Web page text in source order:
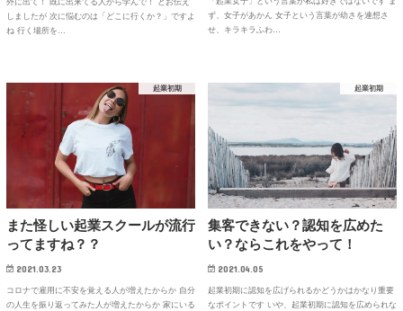
ず、女子があかん 女子という言葉が幼さを連想さ
せ、キラキラふわ…
外に出て！ 既に出来てる人から学んで！ とお伝え
しましたが 次に悩むのは「どこに行くか？」ですよ
ね 行く場所を…
起業初期
集客できない？認知を広めた
い？ならこれをやって！
2021.04.05
起業初期に認知を広げられるかどうかはかなり重要
なポイントです いや、起業初期に認知を広められな
起業初期
また怪しい起業スクールが流行
ってますね？？
2021.03.23
コロナで雇用に不安を覚える人が増えたからか 自分
の人生を振り返ってみた人が増えたからか 家にいる